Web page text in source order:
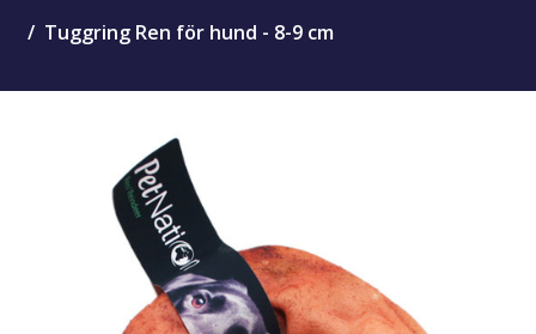
Tuggring Ren för hund - 8-9 cm